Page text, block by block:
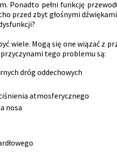
Ponadto pełni funkcję
przed zbyt głośnymi
wiele. Mogą się one wiązać
tego problemu są:
dróg oddechowych
atmosferycznego
nosa